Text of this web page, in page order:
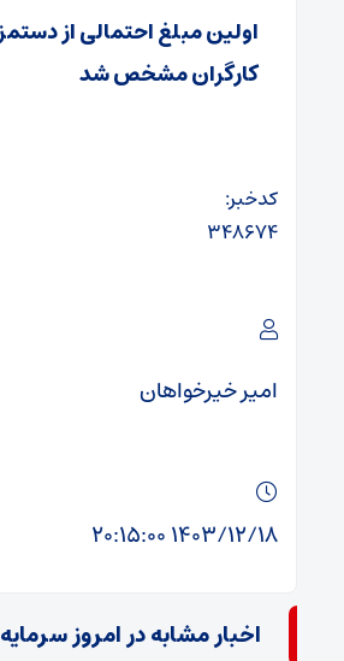
کارگران مشخص شد
کدخبر:
۳۴۸۶۷۴
امیر خیرخواهان
۱۴۰۳/۱۲/۱۸ ۲۰:۱۵:۰۰
اخبار مشابه در امروز سرمایه